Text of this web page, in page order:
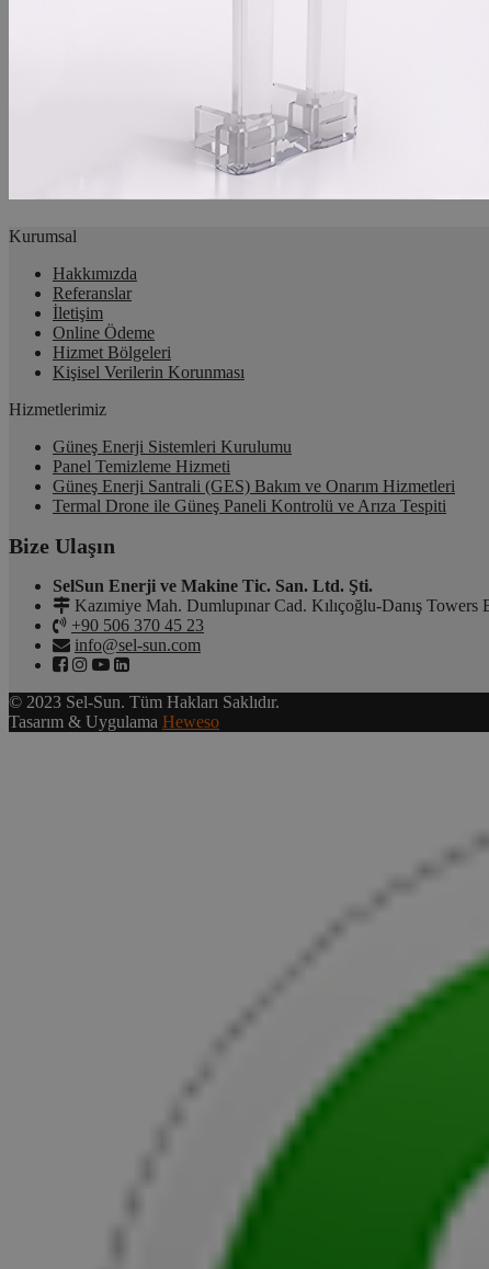
Kurumsal
Hakkımızda
Referanslar
İletişim
Online Ödeme
Hizmet Bölgeleri
Kişisel Verilerin Korunması
Hizmetlerimiz
Güneş Enerji Sistemleri Kurulumu
Panel Temizleme Hizmeti
Güneş Enerji Santrali (GES) Bakım ve Onarım Hizmetleri
Termal Drone ile Güneş Paneli Kontrolü ve Arıza Tespiti
Bize Ulaşın
SelSun Enerji ve Makine Tic. San. Ltd. Şti.
Kazımiye Mah. Dumlupınar Cad. Kılıçoğlu-Danış
+90 506 370 45 23
info@sel-sun.com
© 2023 Sel-Sun. Tüm Hakları Saklıdır.
Tasarım & Uygulama Heweso